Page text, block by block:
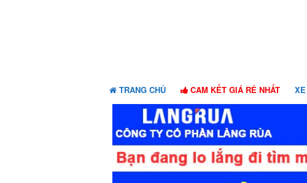
TRANG CHỦ CAM KẾT GIÁ RẺ NHẤT